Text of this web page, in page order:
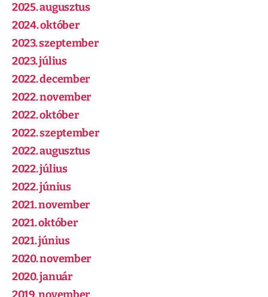
2025. augusztus
2024. október
2023. szeptember
2023. július
2022. december
2022. november
2022. október
2022. szeptember
2022. augusztus
2022. július
2022. június
2021. november
2021. október
2021. június
2020. november
2020. január